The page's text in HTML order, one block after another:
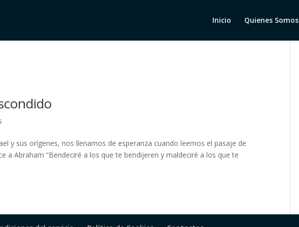
Inicio Quienes Somos
y sus orígenes, nos llenamos de esperanza cuando leemos el pasaje de
a Abraham “Bendeciré a los que te bendijeren y maldeciré a los que te